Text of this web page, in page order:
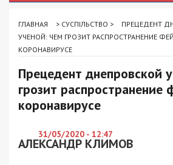
ГЛАВНАЯ > СУСПІЛЬСТВО >
ПРЕЦЕДЕНТ
УЧЕНОЙ: ЧЕМ ГРОЗИТ РАСПРОСТРАНЕНИЕ
КОРОНАВИРУСЕ
Прецедент днепровской
грозит распространение
коронавирусе
31/05/2020 - 12:47
АЛЕКСАНДР КЛИМОВ